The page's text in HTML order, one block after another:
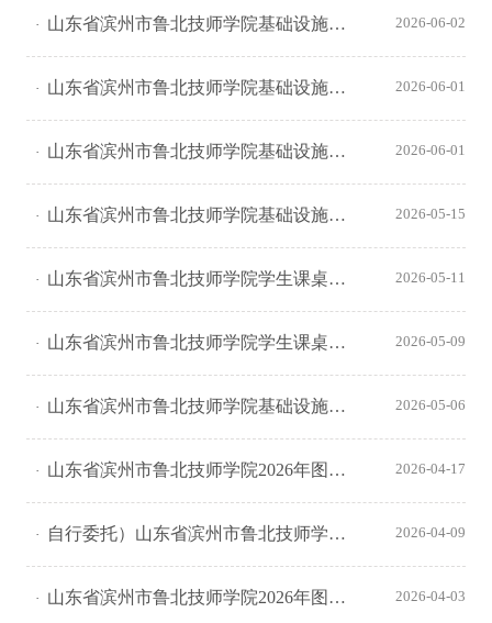
山东省滨州市鲁北技师学院基础设施修缮项目结果更正公告（第一次） 2026-06-02
山东省滨州市鲁北技师学院基础设施修缮项目结果更正公告（第一次） 2026-06-01
山东省滨州市鲁北技师学院基础设施修缮项目结果更正公告（第一次） 2026-06-01
山东省滨州市鲁北技师学院基础设施修缮项目结果公告（采购包1） 2026-05-15
山东省滨州市鲁北技师学院学生课桌椅采购项目变更公告 2026-05-11
山东省滨州市鲁北技师学院学生课桌椅采购项目磋商公告 2026-05-09
山东省滨州市鲁北技师学院基础设施修缮项目采购更正公告（第二次） 2026-05-06
山东省滨州市鲁北技师学院2026年图书采购项目中标（成交）结果公告 2026-04-17
自行委托）山东省滨州市鲁北技师学院学生餐厅食材采购项目中标（成交）结果公告 2026-04-09
山东省滨州市鲁北技师学院2026年图书采购项目竞争性磋商公告 2026-04-03